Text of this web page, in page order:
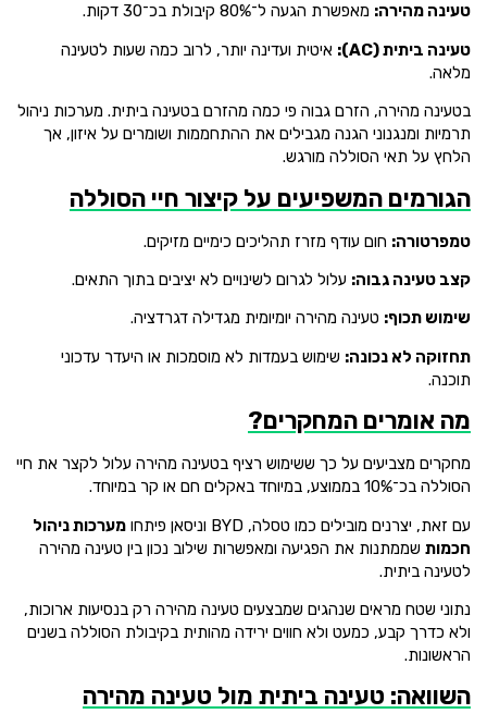
טעינה מהירה: מאפשרת הגעה ל־80% קיבולת בכ־30 דקות.
טעינה ביתית (AC):
איטית ועדינה יותר, לרוב כמה שעות לטעינה
מלאה.
בטעינה מהירה, הזרם גבוה פי כמה מהזרם בטעינה ביתית. מערכות ניהול
תרמיות ומנגנוני הגנה מגבילים את ההתחממות ושומרים על איזון, אך
הלחץ על תאי הסוללה מורגש.
הגורמים המשפיעים על קיצור חיי הסוללה
טמפרטורה: חום עודף מזרז תהליכים כימיים מזיקים.
קצב טעינה גבוה: עלול לגרום לשינויים לא יציבים בתוך התאים.
שימוש תכוף: טעינה מהירה יומיומית מגדילה דגרדציה.
תחזוקה לא נכונה: שימוש בעמדות לא מוסמכות או היעדר עדכוני
תוכנה.
מה אומרים המחקרים?
מחקרים מצביעים על כך ששימוש רציף בטעינה מהירה עלול לקצר את חיי
הסוללה בכ־10% בממוצע, במיוחד באקלים חם או קר במיוחד.
עם זאת, יצרנים מובילים כמו טסלה, BYD וניסאן פיתחו
מערכות ניהול
חכמות שממתנות את הפגיעה ומאפשרות שילוב נכון בין טעינה מהירה
לטעינה ביתית.
נתוני שטח מראים שנהגים שמבצעים טעינה מהירה רק בנסיעות ארוכות,
ולא כדרך קבע, כמעט ולא חווים ירידה מהותית בקיבולת הסוללה בשנים
הראשונות.
השוואה: טעינה ביתית מול טעינה מהירה